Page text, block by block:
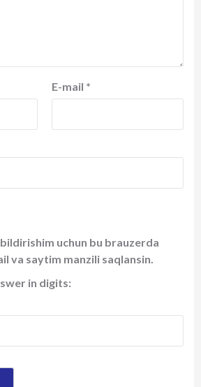
E-mail *
uchun bu brauzerda
va saytim manzili saqlansin.
in digits: